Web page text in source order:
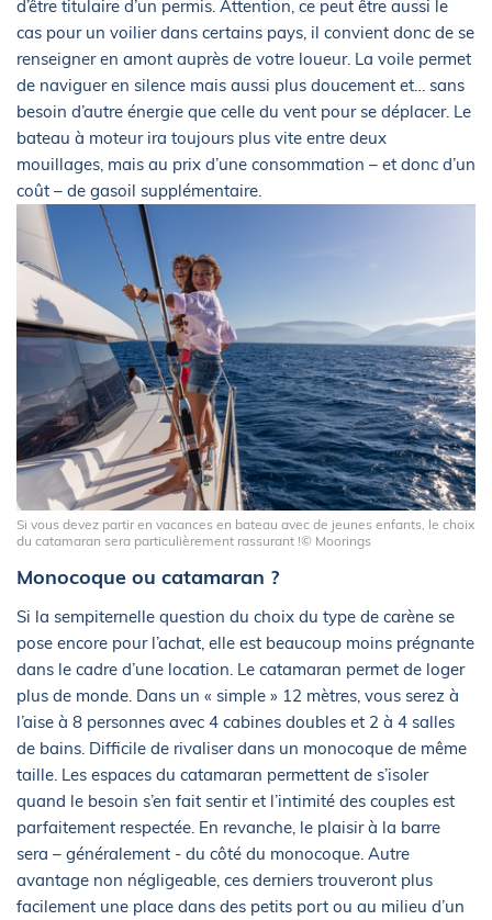
d’être titulaire d’un permis. Attention, ce peut être aussi le
cas pour un voilier dans certains pays, il convient donc de se
renseigner en amont auprès de votre loueur. La voile permet
de naviguer en silence mais aussi plus doucement et… sans
besoin d’autre énergie que celle du vent pour se déplacer. Le
bateau à moteur ira toujours plus vite entre deux
mouillages, mais au prix d’une consommation – et donc d’un
coût – de gasoil supplémentaire.
Si vous devez partir en vacances en bateau avec de jeunes enfants, le choix
du catamaran sera particulièrement rassurant !© Moorings
Monocoque ou catamaran ?
Si la sempiternelle question du choix du type de carène se
pose encore pour l’achat, elle est beaucoup moins prégnante
dans le cadre d’une location. Le catamaran permet de loger
plus de monde. Dans un « simple » 12 mètres, vous serez à
l’aise à 8 personnes avec 4 cabines doubles et 2 à 4 salles
de bains. Difficile de rivaliser dans un monocoque de même
taille. Les espaces du catamaran permettent de s’isoler
quand le besoin s’en fait sentir et l’intimité des couples est
parfaitement respectée. En revanche, le plaisir à la barre
sera – généralement - du côté du monocoque. Autre
avantage non négligeable, ces derniers trouveront plus
facilement une place dans des petits port ou au milieu d’un